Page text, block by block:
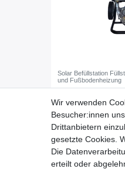
Solar Befüllstation
und Fußbodenheizung
UVP 559,00 €
Wir verwenden
Besucher:innen
Drittanbietern
gesetzte Cookies.
Die
erteilt oder